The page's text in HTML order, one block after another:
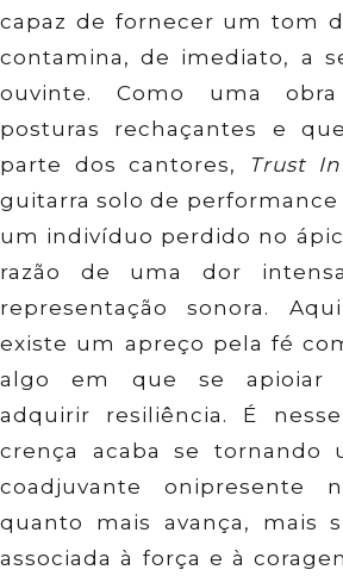
capaz de fornecer um tom
contamina, de imediato, a
ouvinte. Como uma
posturas rechaçantes e
parte dos cantores,
Trust
guitarra solo de
um indivíduo perdido no
razão de uma dor
representação sonora.
existe um apreço pela fé
algo em que se apioiar
adquirir resiliência. É
crença acaba se tornando
coadjuvante onipresente
quanto mais avança, mais
associada à força e à